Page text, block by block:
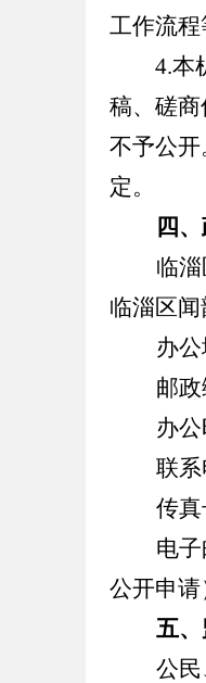
工作流
4.本机
稿、磋
不予公
定。
四
临
临淄区
办
邮
办
联
传
电
公开申请
五
公